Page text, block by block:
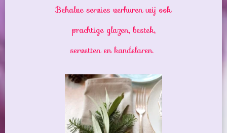
Behalve servies verhuren wij ook
prachtige glazen, bestek,
servetten en kandelaren.